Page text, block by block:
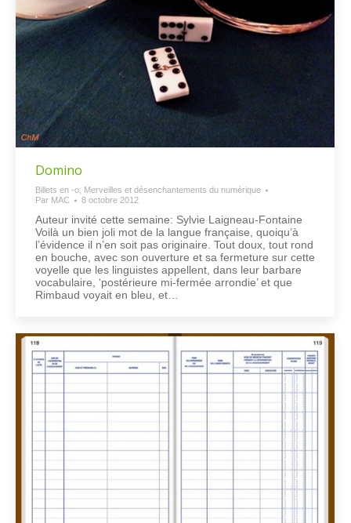
Domino
Billets en -o
Merveilles et désenchantements du numérique
Par MAC 8 octobre 2012
Auteur invité cette semaine: Sylvie Laigneau-Fontaine
Voilà un bien joli mot de la langue française, quoiqu’à
l’évidence il n’en soit pas originaire. Tout doux, tout rond
en bouche, avec son ouverture et sa fermeture sur cette
voyelle que les linguistes appellent, dans leur barbare
vocabulaire, ‘postérieure mi-fermée arrondie’ et que
Rimbaud voyait en bleu, et…